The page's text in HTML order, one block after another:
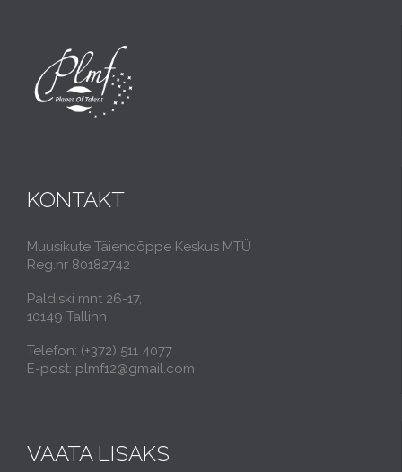
KONTAKT
Muusikute Täiendõppe Keskus MTÜ
Reg.nr 80182742
Paldiski mnt 26-17,
10149 Tallinn
Telefon: (+372) 511 4077
E-post: plmf12@gmail.com
VAATA LISAKS